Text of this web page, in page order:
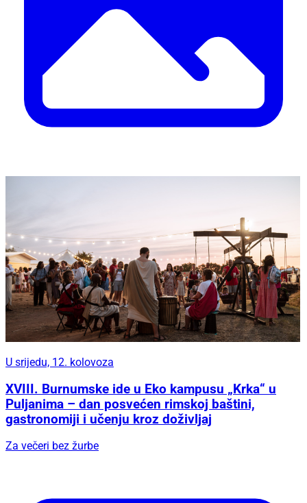
U srijedu, 12. kolovoza
XVIII. Burnumske ide u Eko kampusu „Krka“ u
Puljanima – dan posvećen rimskoj baštini,
gastronomiji i učenju kroz doživljaj
Za večeri bez žurbe